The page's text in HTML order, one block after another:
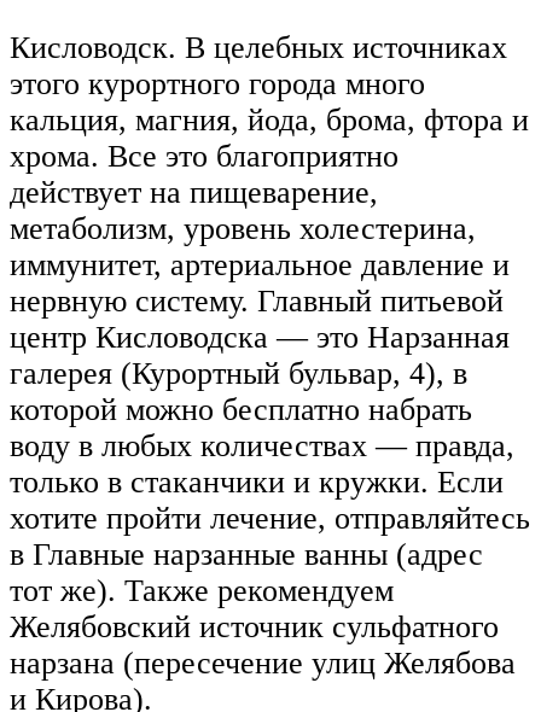
Кисловодск. В целебных источниках
этого курортного города много
кальция, магния, йода, брома, фтора и
хрома. Все это благоприятно
действует на пищеварение,
метаболизм, уровень холестерина,
иммунитет, артериальное давление и
нервную систему. Главный питьевой
центр Кисловодска — это Нарзанная
галерея (Курортный бульвар, 4), в
которой можно бесплатно набрать
воду в любых количествах — правда,
только в стаканчики и кружки. Если
хотите пройти лечение, отправляйтесь
в Главные нарзанные ванны (адрес
тот же). Также рекомендуем
Желябовский источник сульфатного
нарзана (пересечение улиц Желябова
и Кирова).